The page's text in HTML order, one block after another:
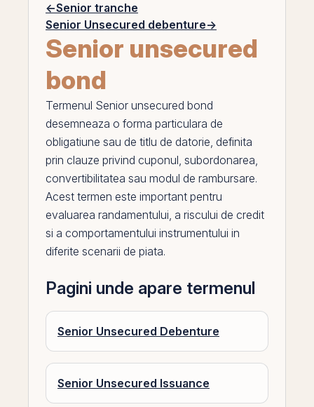
←Senior tranche
Senior Unsecured debenture→
Senior unsecured
bond
Termenul Senior unsecured bond
desemneaza o forma particulara de
obligatiune sau de titlu de datorie, definita
prin clauze privind cuponul, subordonarea,
convertibilitatea sau modul de rambursare.
Acest termen este important pentru
evaluarea randamentului, a riscului de credit
si a comportamentului instrumentului in
diferite scenarii de piata.
Pagini unde apare termenul
Senior Unsecured Debenture
Senior Unsecured Issuance